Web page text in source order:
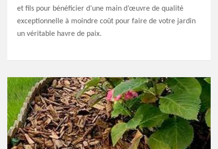
et fils pour bénéficier d’une main d’œuvre de qualité
exceptionnelle à moindre coût pour faire de votre jardin
un véritable havre de paix.